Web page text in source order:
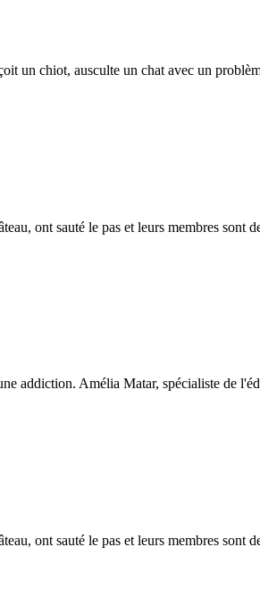
un chiot, ausculte un chat avec un
ont sauté le pas et leurs membres sont
addiction. Amélia Matar, spécialiste de
ont sauté le pas et leurs membres sont